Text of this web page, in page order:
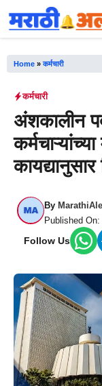
Skip
to
Home »कर्मचारी
कर्मचारी
अंशकालीन
कायद्यानुसार
By
Published
Follow Us